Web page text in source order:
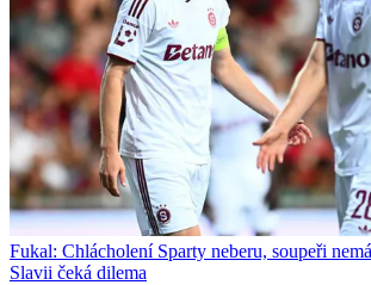
Fukal: Chlácholení Sparty neberu, soupeři
Slavii čeká dilema